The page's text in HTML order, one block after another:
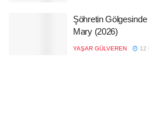
Şöhretin
Mary (2026)
YAŞAR GÜLVEREN 12